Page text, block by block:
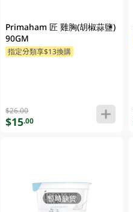
Primaham 匠 雞胸(胡椒蒜鹽)
90GM
指定分類享$13換購
$26.00
$15.00
暫時缺貨